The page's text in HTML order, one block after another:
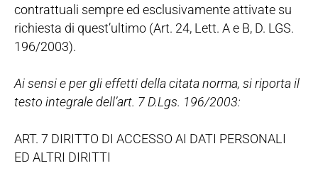
contrattuali sempre ed esclusivamente attivate su
richiesta di quest’ultimo (Art. 24, Lett. A e B, D. LGS.
196/2003).
Ai sensi e per gli effetti della citata norma, si riporta il
testo integrale dell’art. 7 D.Lgs. 196/2003:
ART. 7 DIRITTO DI ACCESSO AI DATI PERSONALI
ED ALTRI DIRITTI